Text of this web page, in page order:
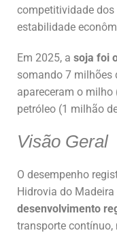
competitividade
estabilidade
Em 2025, a soja foi
somando 7 milhões
apareceram o
petróleo (1 milhão
Visão Geral
O desempenho
Hidrovia do
desenvolvimento
transporte contínuo,